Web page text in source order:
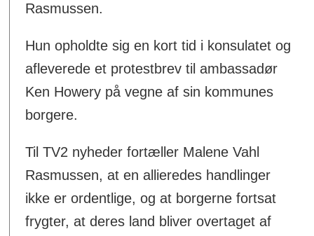
Rasmussen.
Hun opholdte sig en kort tid i konsulatet og
afleverede et protestbrev til ambassadør
Ken Howery på vegne af sin kommunes
borgere.
Til TV2 nyheder fortæller Malene Vahl
Rasmussen, at en allieredes handlinger
ikke er ordentlige, og at borgerne fortsat
frygter, at deres land bliver overtaget af